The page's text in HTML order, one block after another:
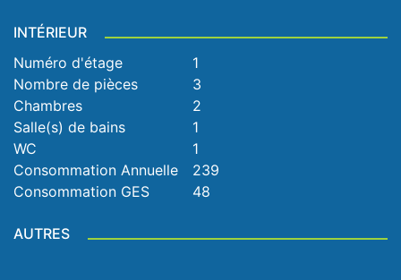
INTÉRIEUR
Numéro d'étage
1
Nombre de pièces
3
Chambres
2
Salle(s) de bains
1
WC
1
Consommation Annuelle
239
Consommation GES
48
AUTRES